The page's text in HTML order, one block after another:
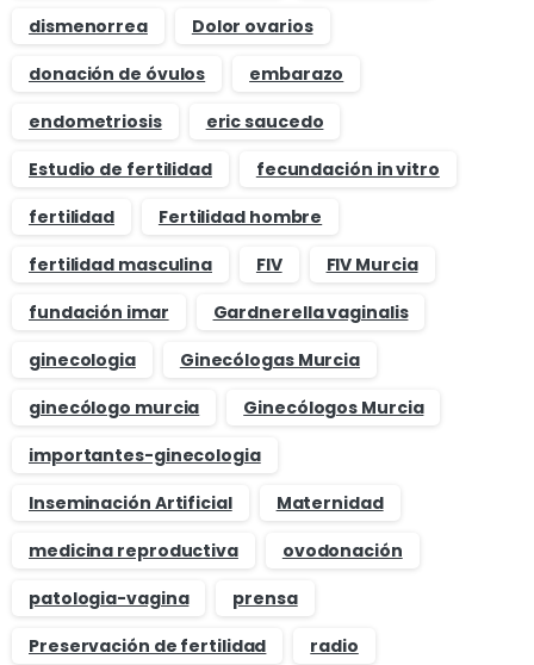
dismenorrea
Dolor ovarios
donación de óvulos
embarazo
endometriosis
eric saucedo
Estudio de fertilidad
fecundación in vitro
fertilidad
Fertilidad hombre
fertilidad masculina
FIV
FIV Murcia
fundación imar
Gardnerella vaginalis
ginecologia
Ginecólogas Murcia
ginecólogo murcia
Ginecólogos Murcia
importantes-ginecologia
Inseminación Artificial
Maternidad
medicina reproductiva
ovodonación
patologia-vagina
prensa
Preservación de fertilidad
radio